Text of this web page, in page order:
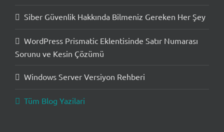
Siber Güvenlik Hakkında Bilmeniz Gereken Her Şey
WordPress Prismatic Eklentisinde Satır Numarası
Sorunu ve Kesin Çözümü
Windows Server Versiyon Rehberi
Tüm Blog Yazilari